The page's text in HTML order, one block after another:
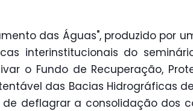
das Águas", produzido por
interinstitucionais do
o Fundo de Recuperação,
das Bacias Hidrográficas
de deflagrar a consolidação dos